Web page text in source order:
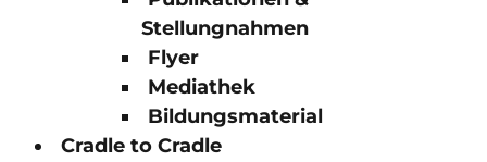
Stellungnahmen
Flyer
Mediathek
Bildungsmaterial
Cradle to Cradle